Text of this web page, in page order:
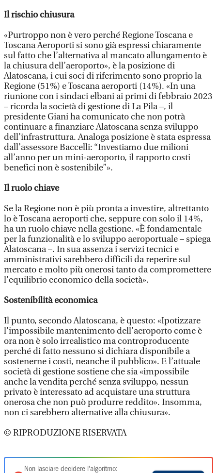
Il rischio chiusura
«Purtroppo non è vero perché Regione Toscana e
Toscana Aeroporti si sono già espressi chiaramente
sul fatto che l’alternativa al mancato allungamento è
la chiusura dell’aeroporto», è la posizione di
Alatoscana, i cui soci di riferimento sono proprio la
Regione (51%) e Toscana aeroporti (14%). «In una
riunione con i sindaci elbani ai primi di febbraio 2023
– ricorda la società di gestione di La Pila –, il
presidente Giani ha comunicato che non potrà
continuare a finanziare Alatoscana senza sviluppo
dell’infrastruttura. Analoga posizione è stata espressa
dall’assessore Baccelli: “Investiamo due milioni
all’anno per un mini-aeroporto, il rapporto costi
benefici non è sostenibile”».
Il ruolo chiave
Se la Regione non è più pronta a investire, altrettanto
lo è Toscana aeroporti che, seppure con solo il 14%,
ha un ruolo chiave nella gestione. «È fondamentale
per la funzionalità e lo sviluppo aeroportuale – spiega
Alatoscana –. In sua assenza i servizi tecnici e
amministrativi sarebbero difficili da reperire sul
mercato e molto più onerosi tanto da compromettere
l'equilibrio economico della società».
Sostenibilità economica
Il punto, secondo Alatoscana, è questo: «Ipotizzare
l'impossibile mantenimento dell’aeroporto come è
ora non è solo irrealistico ma controproducente
perché di fatto nessuno si dichiara disponibile a
sostenerne i costi, neanche il pubblico». E l’attuale
società di gestione sostiene che sia «impossibile
anche la vendita perché senza sviluppo, nessun
privato è interessato ad acquistare una struttura
onerosa che non può produrre reddito». Insomma,
non ci sarebbero alternative alla chiusura».
© RIPRODUZIONE RISERVATA
Non lasciare decidere l'algoritmo: